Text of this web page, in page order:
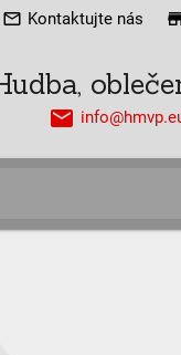
mail_outline Kontaktujte nás
email